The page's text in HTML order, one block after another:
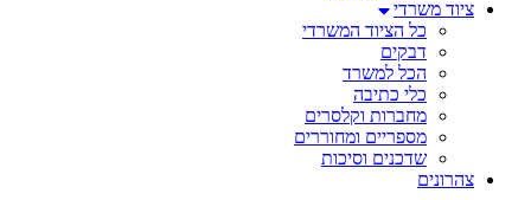
ציוד משרדי
כל הציוד המשרדי
דבקים
הכל למשרד
כלי כתיבה
מחברות וקלסרים
מספריים ומחוררים
שדכנים וסיכות
צהרונים